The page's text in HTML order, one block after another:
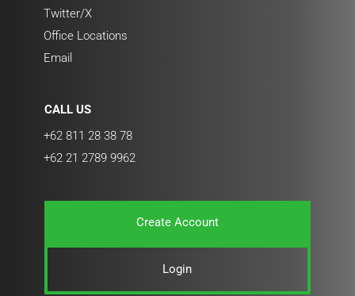
Twitter/X
Office Locations
Email
CALL US
+62 811 28 38 78
+62 21 2789 9962
Create Account
Login